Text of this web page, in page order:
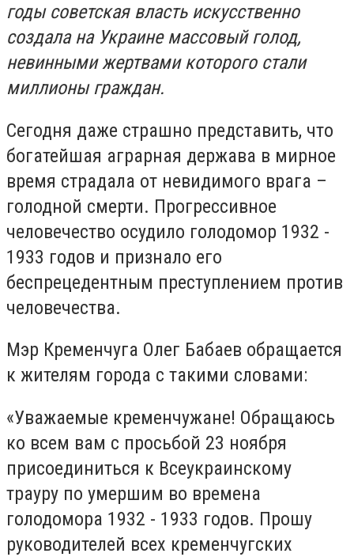
годы советская власть искусственно
создала на Украине массовый голод,
невинными жертвами которого стали
миллионы граждан.
Сегодня даже страшно представить, что
богатейшая аграрная держава в мирное
время страдала от невидимого врага –
голодной смерти. Прогрессивное
человечество осудило голодомор 1932 -
1933 годов и признало его
беспрецедентным преступлением против
человечества.
Мэр Кременчуга Олег Бабаев обращается
к жителям города с такими словами:
«Уважаемые кременчужане! Обращаюсь
ко всем вам с просьбой 23 ноября
присоединиться к Всеукраинскому
трауру по умершим во времена
голодомора 1932 - 1933 годов. Прошу
руководителей всех кременчугских